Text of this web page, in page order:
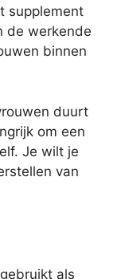
supplement
de werkende
binnen
duurt
om een
Je wilt je
van
als